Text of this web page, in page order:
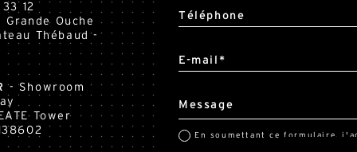
12
Ouche
Thébaud -
- Showroom
Tower
Téléphone
E-mail*
Message
En soumettant ce formulaire,